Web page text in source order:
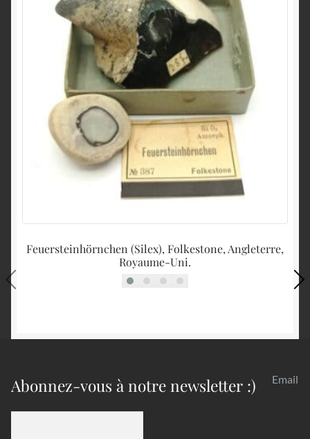
Feuersteinhörnchen (Silex), Folkestone, Angleterre,
Royaume-Uni.
Abonnez-vous à notre newsletter :) Email